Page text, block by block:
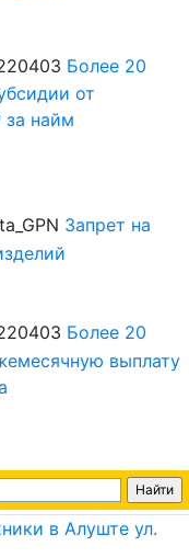
Более 20
от
за найм
Запрет на
Более 20
выплату